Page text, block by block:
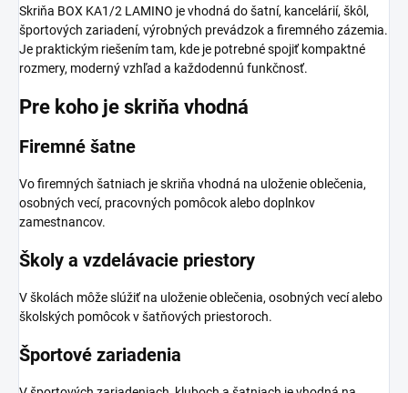
Skriňa BOX KA1/2 LAMINO je vhodná do šatní, kancelárií, škôl,
športových zariadení, výrobných prevádzok a firemného zázemia.
Je praktickým riešením tam, kde je potrebné spojiť kompaktné
rozmery, moderný vzhľad a každodennú funkčnosť.
Pre koho je skriňa vhodná
Firemné šatne
Vo firemných šatniach je skriňa vhodná na uloženie oblečenia,
osobných vecí, pracovných pomôcok alebo doplnkov
zamestnancov.
Školy a vzdelávacie priestory
V školách môže slúžiť na uloženie oblečenia, osobných vecí alebo
školských pomôcok v šatňových priestoroch.
Športové zariadenia